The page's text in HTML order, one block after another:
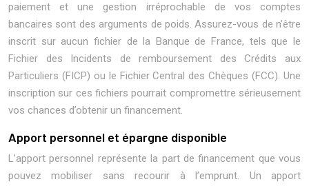
paiement et une gestion irréprochable de vos comptes
bancaires sont des arguments de poids. Assurez-vous de n’être
inscrit sur aucun fichier de la Banque de France, tels que le
Fichier des Incidents de remboursement des Crédits aux
Particuliers (FICP) ou le Fichier Central des Chèques (FCC). Une
inscription sur ces fichiers pourrait compromettre sérieusement
vos chances d’obtenir un financement.
Apport personnel et épargne disponible
L’apport personnel représente la part de financement que vous
pouvez mobiliser sans recourir à l’emprunt. Un apport